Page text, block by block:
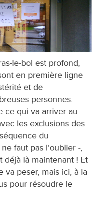
le-bol est profond,
en première ligne
et de
personnes.
ce qui va arriver au
les exclusions des
du
faut pas l’oublier -,
déjà là maintenant ! Et
va peser, mais ici, à la
pour résoudre le